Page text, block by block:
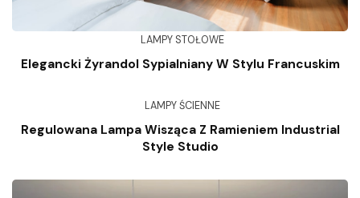
LAMPY STOŁOWE
Elegancki Żyrandol Sypialniany W Stylu Francuskim
LAMPY ŚCIENNE
Regulowana Lampa Wisząca Z Ramieniem Industrial
Style Studio